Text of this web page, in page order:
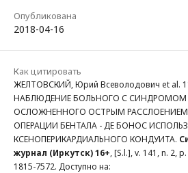
Опубликована
2018-04-16
Как цитировать
ЖЕЛТОВСКИЙ, Юрий Всеволодович et al.
НАБЛЮДЕНИЕ БОЛЬНОГО С
ОСЛОЖНЕННОГО ОСТРЫМ
ОПЕРАЦИИ БЕНТАЛА - ДЕ БОНОС
КСЕНОПЕРИКАРДИАЛЬНОГО КОНДУИТА.
журнал (Иркутск) 16+, [S.l.], v. 141, n. 2,
1815-7572. Доступно на: